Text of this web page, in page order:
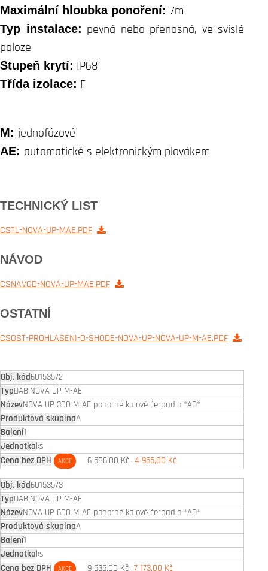
Maximální hloubka ponoření: 7m
Typ instalace: pevná nebo přenosná, ve svislé
poloze
Stupeň krytí: IP68
Třída izolace: F
M: jednofázové
AE: automatické s elektronickým plovákem
TECHNICKÝ LIST
CSTL-NOVA-UP-MAE.PDF
NÁVOD
CSNAVOD-NOVA-UP-MAE.PDF
OSTATNÍ
CSOST-PROHLASENI-O-SHODE-NOVA-UP-NOVA-UP-M-AE.PDF
60153572
DAB.NOVA UP M-AE
NOVA UP 300 M-AE ponorné kalové čerpadlo *AD*
A
1
ks
AKCE 6 586,00 Kč 4 955,00 Kč
60153573
DAB.NOVA UP M-AE
NOVA UP 600 M-AE ponorné kalové čerpadlo *AD*
A
1
ks
AKCE 9 535,00 Kč 7 173,00 Kč